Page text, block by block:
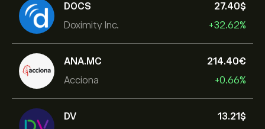
DOCS
Doximity Inc.
27.40‎$‎
+32.62%
ANA.MC
Acciona
214.40‎€‎
+0.66%
DV
13.21‎$‎